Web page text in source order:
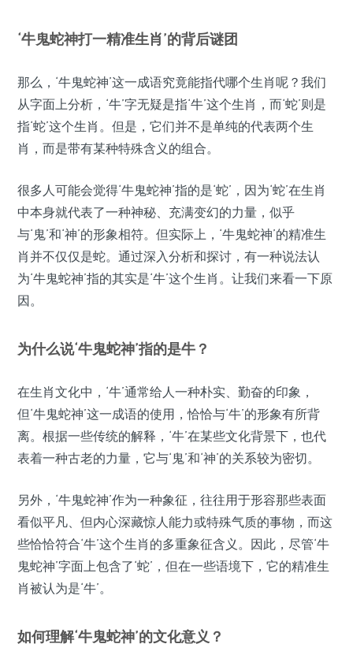
‘牛鬼蛇神打一精准生肖’的背后谜团
那么，‘牛鬼蛇神’这一成语究竟能指代哪个生肖呢？我们
从字面上分析，‘牛’字无疑是指‘牛’这个生肖，而‘蛇’则是
指‘蛇’这个生肖。但是，它们并不是单纯的代表两个生
肖，而是带有某种特殊含义的组合。
很多人可能会觉得‘牛鬼蛇神’指的是‘蛇’，因为‘蛇’在生肖
中本身就代表了一种神秘、充满变幻的力量，似乎
与‘鬼’和‘神’的形象相符。但实际上，‘牛鬼蛇神’的精准生
肖并不仅仅是蛇。通过深入分析和探讨，有一种说法认
为‘牛鬼蛇神’指的其实是‘牛’这个生肖。让我们来看一下原
因。
为什么说‘牛鬼蛇神’指的是牛？
在生肖文化中，‘牛’通常给人一种朴实、勤奋的印象，
但‘牛鬼蛇神’这一成语的使用，恰恰与‘牛’的形象有所背
离。根据一些传统的解释，‘牛’在某些文化背景下，也代
表着一种古老的力量，它与‘鬼’和‘神’的关系较为密切。
另外，‘牛鬼蛇神’作为一种象征，往往用于形容那些表面
看似平凡、但内心深藏惊人能力或特殊气质的事物，而这
些恰恰符合‘牛’这个生肖的多重象征含义。因此，尽管‘牛
鬼蛇神’字面上包含了‘蛇’，但在一些语境下，它的精准生
肖被认为是‘牛’。
如何理解‘牛鬼蛇神’的文化意义？